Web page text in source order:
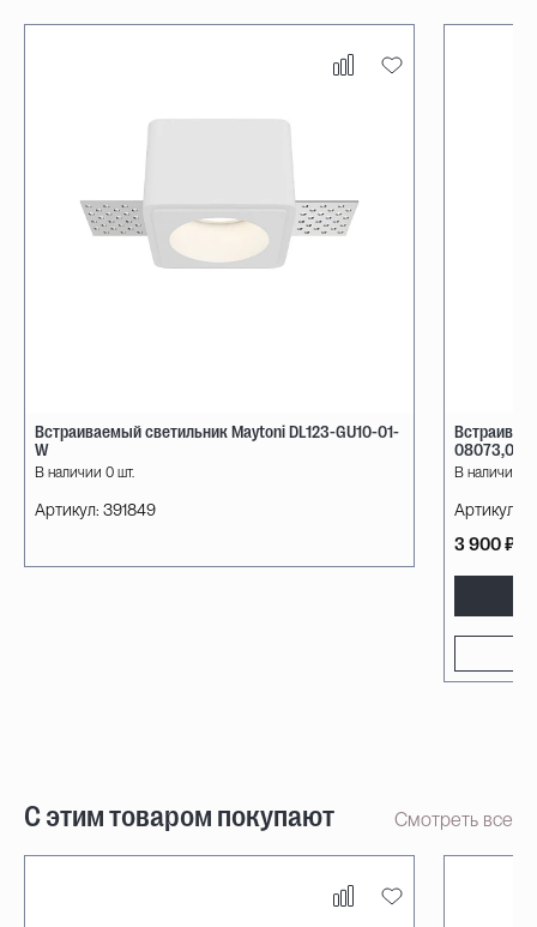
Встраиваемый светильник Maytoni DL123-GU10-01-
W
В наличии 0 шт.
Артикул: 391849
08073,01
В наличии
Артикул:
3 900 ₽
С этим товаром покупают Смотреть все